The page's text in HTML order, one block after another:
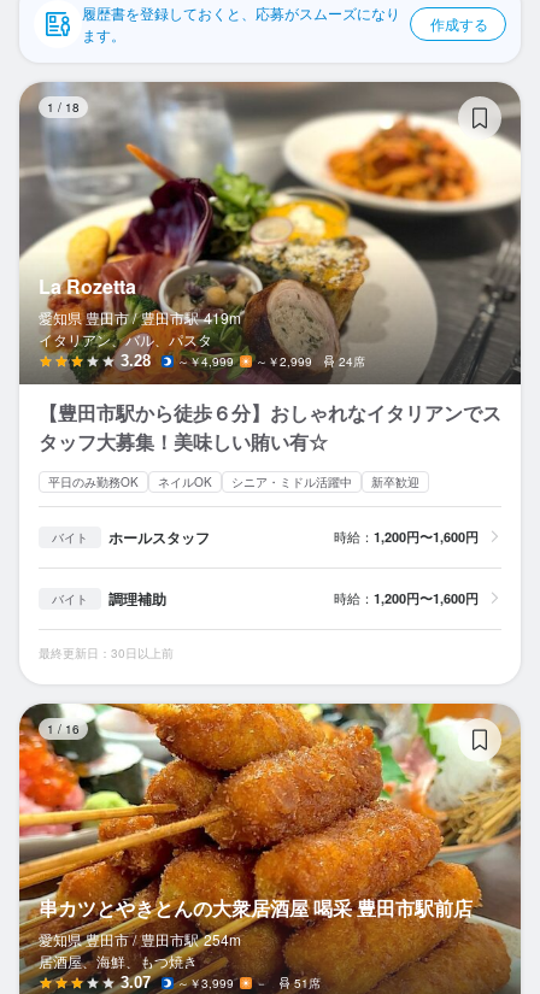
企業情報
履歴書を登録しておくと、応募がスムーズになり
ます。
作成する
1 / 18
La Rozetta
愛知県 豊田市 / 豊田市駅 419m
イタリアン、バル、パスタ
3.28 ～￥4,999 ～￥2,999 24席
【豊田市駅から徒歩６分】おしゃれなイタリアンでス
タッフ大募集！美味しい賄い有☆
平日のみ勤務OK ネイルOK シニア・ミドル活躍中 新卒歓迎
バイト ホールスタッフ 時給： 1,200円〜1,600円
バイト 調理補助 時給： 1,200円〜1,600円
最終更新日：30日以上前
1 /16
串カツとやきとんの大衆居酒屋 喝采 豊田市駅前店
愛知県 豊田市 / 豊田市駅 254m
居酒屋、海鮮、もつ焼き
3.07 ～￥3,999 － 51席